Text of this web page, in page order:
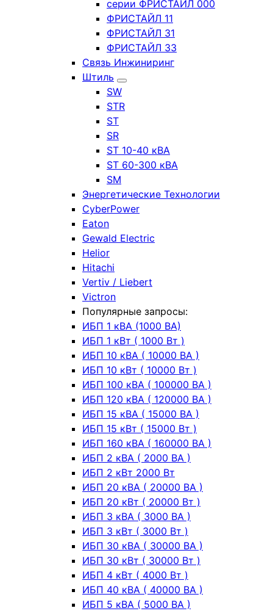
серии ФРИСТАЙЛ 000
ФРИСТАЙЛ 11
ФРИСТАЙЛ 31
ФРИСТАЙЛ 33
Связь Инжиниринг
Штиль
SW
STR
ST
SR
ST 10-40 кВА
ST 60-300 кВА
SM
Энергетические Технологии
CyberPower
Eaton
Gewald Electric
Helior
Hitachi
Vertiv / Liebert
Victron
Популярные запросы:
ИБП 1 кВА (1000 ВА)
ИБП 1 кВт ( 1000 Вт )
ИБП 10 кВА ( 10000 ВА )
ИБП 10 кВт ( 10000 Вт )
ИБП 100 кВА ( 100000 ВА )
ИБП 120 кВА ( 120000 ВА )
ИБП 15 кВА ( 15000 ВА )
ИБП 15 кВт ( 15000 Вт )
ИБП 160 кВА ( 160000 ВА )
ИБП 2 кВА ( 2000 ВА )
ИБП 2 кВт 2000 Вт
ИБП 20 кВА ( 20000 ВА )
ИБП 20 кВт ( 20000 Вт )
ИБП 3 кВА ( 3000 ВА )
ИБП 3 кВт ( 3000 Вт )
ИБП 30 кВА ( 30000 ВА )
ИБП 30 кВт ( 30000 Вт )
ИБП 4 кВт ( 4000 Вт )
ИБП 40 кВА ( 40000 ВА )
ИБП 5 кВА ( 5000 ВА )